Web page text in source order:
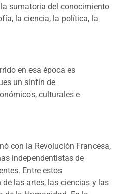
sumatoria del conocimiento
la ciencia, la política, la
en esa época es
un sinfín de
culturales e
con la Revolución Francesa,
independentistas de
Entre estos
las artes, las ciencias y las